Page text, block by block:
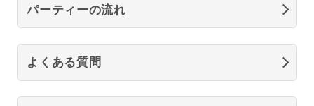
パーティーの流れ
よくある質問